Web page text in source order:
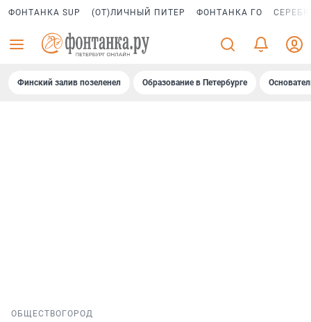
ФОНТАНКА SUP (ОТ)ЛИЧНЫЙ ПИТЕР ФОНТАНКА ГО
Финский залив позеленел Образование в Петербурге
ОБЩЕСТВО ГОРОД